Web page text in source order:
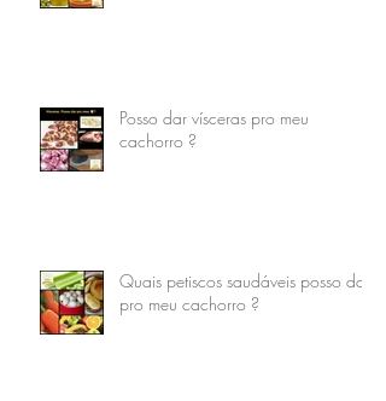
Posso dar vísceras pro meu
cachorro ?
Quais petiscos saudáveis posso dar
pro meu cachorro ?